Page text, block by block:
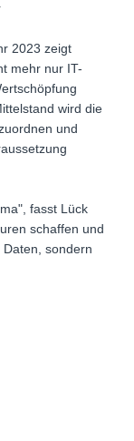
2023 zeigt
mehr nur IT-
wird die
und
fasst Lück
schaffen und
sondern